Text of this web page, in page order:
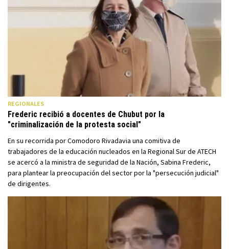
REGIONALES
Frederic recibió a docentes de Chubut por la
"criminalización de la protesta social"
En su recorrida por Comodoro Rivadavia una comitiva de
trabajadores de la educación nucleados en la Regional Sur de ATECH
se acercó a la ministra de seguridad de la Nación, Sabina Frederic,
para plantear la preocupación del sector por la "persecución judicial"
de dirigentes.